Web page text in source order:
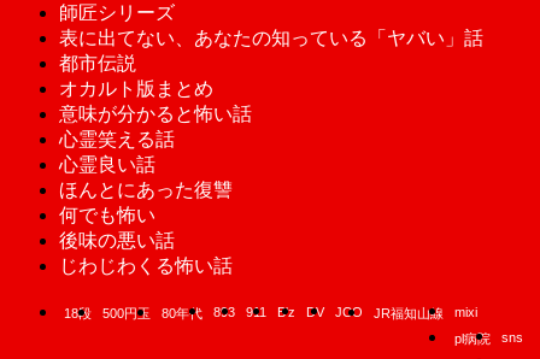
師匠シリーズ
表に出てない、あなたの知っている「ヤバい」話
都市伝説
オカルト版まとめ
意味が分かると怖い話
心霊笑える話
心霊良い話
ほんとにあった復讐
何でも怖い
後味の悪い話
じわじわくる怖い話
18段 500円玉 80年代 893 911 B'z DV JCO JR福知山線
mixi
pl病院
sns